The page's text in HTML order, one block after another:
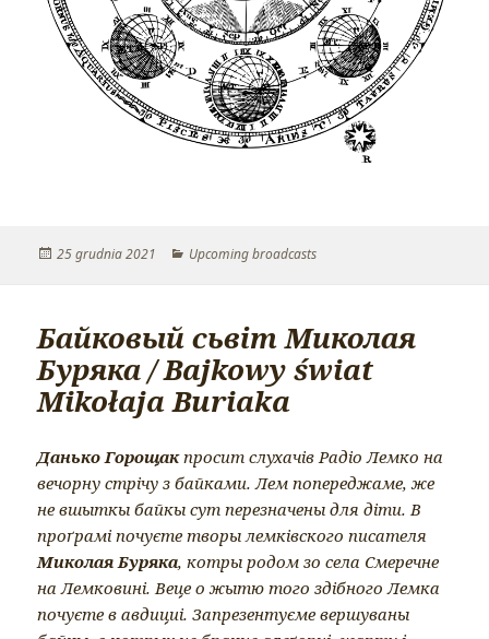
Opublikowano
25 grudnia 2021 Kategorie
Upcoming broadcasts
Байковый сьвіт Миколая
Буряка / Bajkowy świat
Mikołaja Buriaka
Данько Горощакпросит слухачів Радіо Лемко на
вечорну стрічу з байками. Лем попереджаме, же
не вшыткы байкы сут перезначены для діти. В
проґрамі почуєте творы лемківского писателя
Миколая Буряка, котры родом зо села Смеречне
на Лемковині. Веце о жытю того здібного Лемка
почуєте в авдициі. Запрезентуєме вершуваны